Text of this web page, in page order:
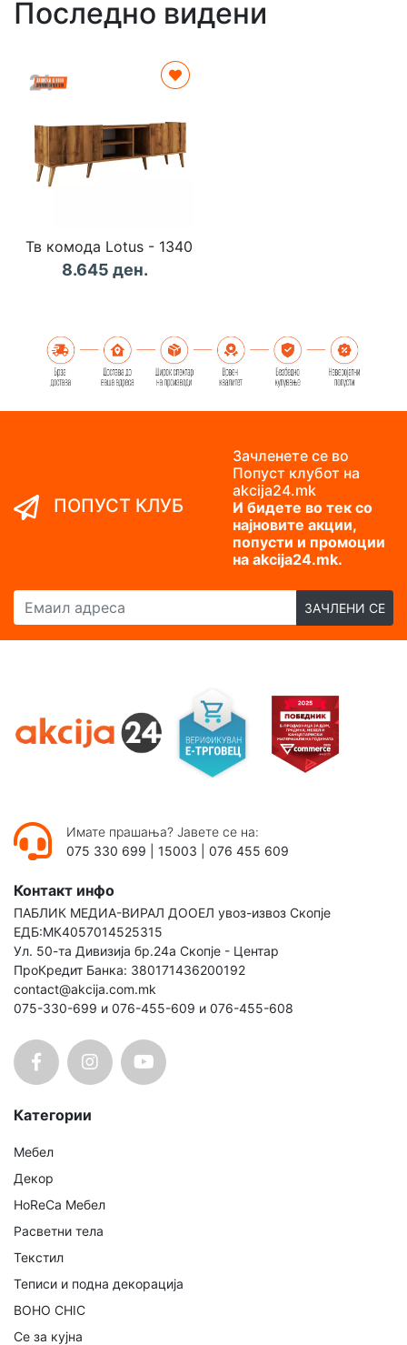
Последно видени
Тв комода Lotus - 1340
8.645 ден.
ПОПУСТ КЛУБ
Зачленете се во
Попуст клубот на
akcija24.mk
И бидете во тек со
најновите акции,
попусти и промоции
на akcija24.mk.
Емаил адреса
ЗАЧЛЕНИ СЕ
Имате прашања? Јавете се на:
075 330 699
15003 076 455 609
Контакт инфо
ПАБЛИК МЕДИА-ВИРАЛ ДООЕЛ увоз-извоз Скопје
ЕДБ:МК4057014525315
Ул. 50-та Дивизија бр.24а Скопје - Центар
ПроКредит Банка: 380171436200192
contact@akcija.com.mk
075-330-699 и 076-455-609 и 076-455-608
Категории
Мебел
Декор
HoReCa Мебел
Расветни тела
Текстил
Теписи и подна декорација
BOHO CHIC
Се за кујна